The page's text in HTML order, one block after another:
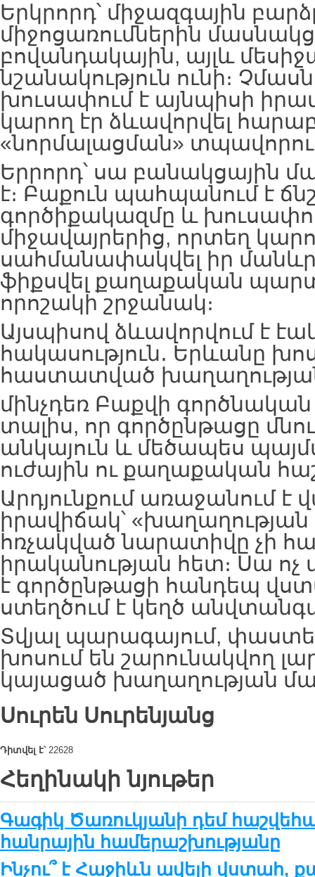
Երկրորդ՝ միջազգային
միջոցառումներին
բովանդակային, այլև
նշանակություն ունի։
խուսափում է այնպիսի
կարող էր ձևավորվել
«նորմալացման»
Երրորդ՝ սա բանակցային
է։ Բաքուն պահպանում է
գործիքակազմը և
միջավայրերից, որտեղ
սահմանափակվել իր
ֆիքսվել քաղաքական
որոշակի շրջանակ։
Այսպիսով ձևավորվում է
հակասություն․ Երևանը
հաստատված
մինչդեռ Բաքվի գործնական
տալիս, որ գործընթացը
անկայուն և մեծապես
ուժային ու քաղաքական
Արդյունքում առաջանում է
իրավիճակ՝
հռչակված նարատիվը չի
իրականության հետ։ Սա ոչ
է գործընթացի հանդեպ
ստեղծում է կեղծ
Տվյալ պարագայում,
խոսում են շարունակվող
կայացած խաղաղության
Սուրեն Սուրենյանց
Դիտվել է՝22628
Հեղինակի նյութեր
Գագիկ Ծառուկյանի դեմ
հանրային համերաշխությանը
Ինչու՞ է Հաջիևն ավելի վստահ,